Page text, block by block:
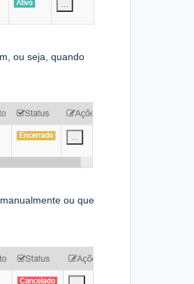
ou seja, quando
ou que